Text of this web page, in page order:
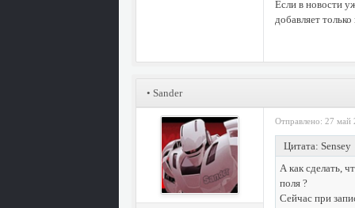
Если в новости
добавляет
• Sander
Отправлено: 27 май
Цитата: Sensey
А как сделать,
поля ?
Сейчас при